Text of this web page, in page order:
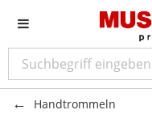
Handtrommeln